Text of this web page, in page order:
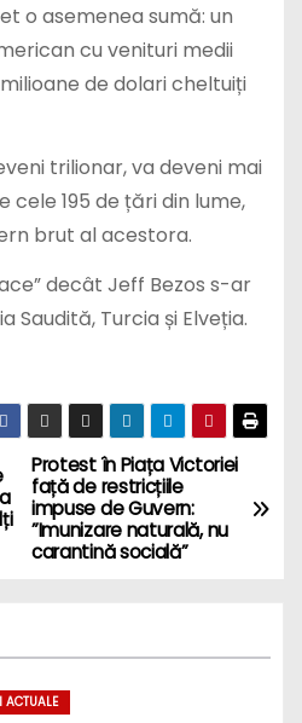
o asemenea sumă: un
cu venituri medii
de dolari cheltuiți
trilionar, va deveni mai
cele 195 de țări din lume,
brut al acestora.
decât Jeff Bezos s-ar
Saudită, Turcia și Elveția.
Protest în Piața Victoriei
față de restricțiile
impuse de Guvern:
”Imunizare naturală, nu
carantină socială”
ACTUALE